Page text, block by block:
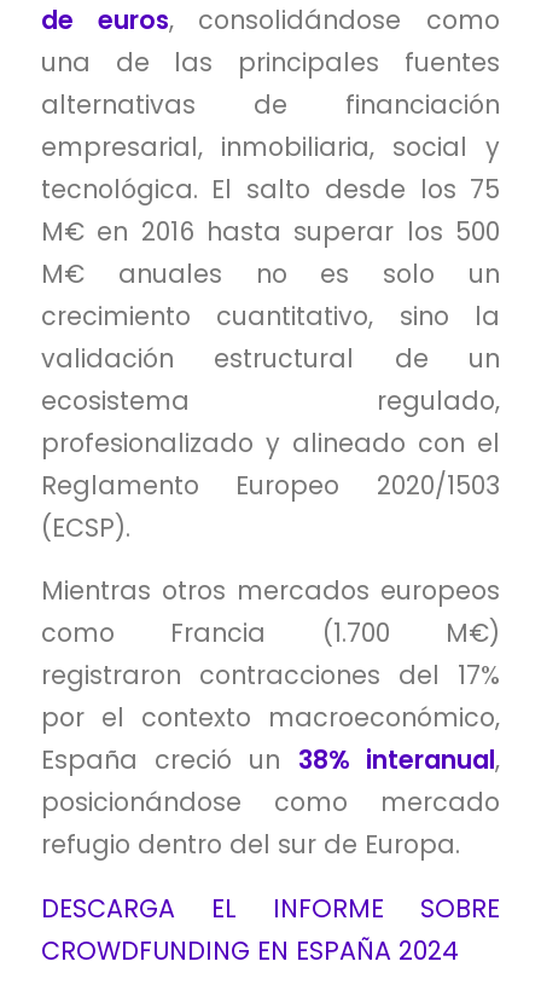
de euros, consolidándose como
una de las principales fuentes
alternativas de financiación
empresarial, inmobiliaria, social y
tecnológica. El salto desde los 75
M€ en 2016 hasta superar los 500
M€ anuales no es solo un
crecimiento cuantitativo, sino la
validación estructural de un
ecosistema regulado,
profesionalizado y alineado con el
Reglamento Europeo 2020/1503
(ECSP).
Mientras otros mercados europeos
como Francia (1.700 M€)
registraron contracciones del 17%
por el contexto macroeconómico,
España creció un 38% interanual,
posicionándose como mercado
refugio dentro del sur de Europa.
DESCARGA EL INFORME SOBRE
CROWDFUNDING EN ESPAÑA 2024